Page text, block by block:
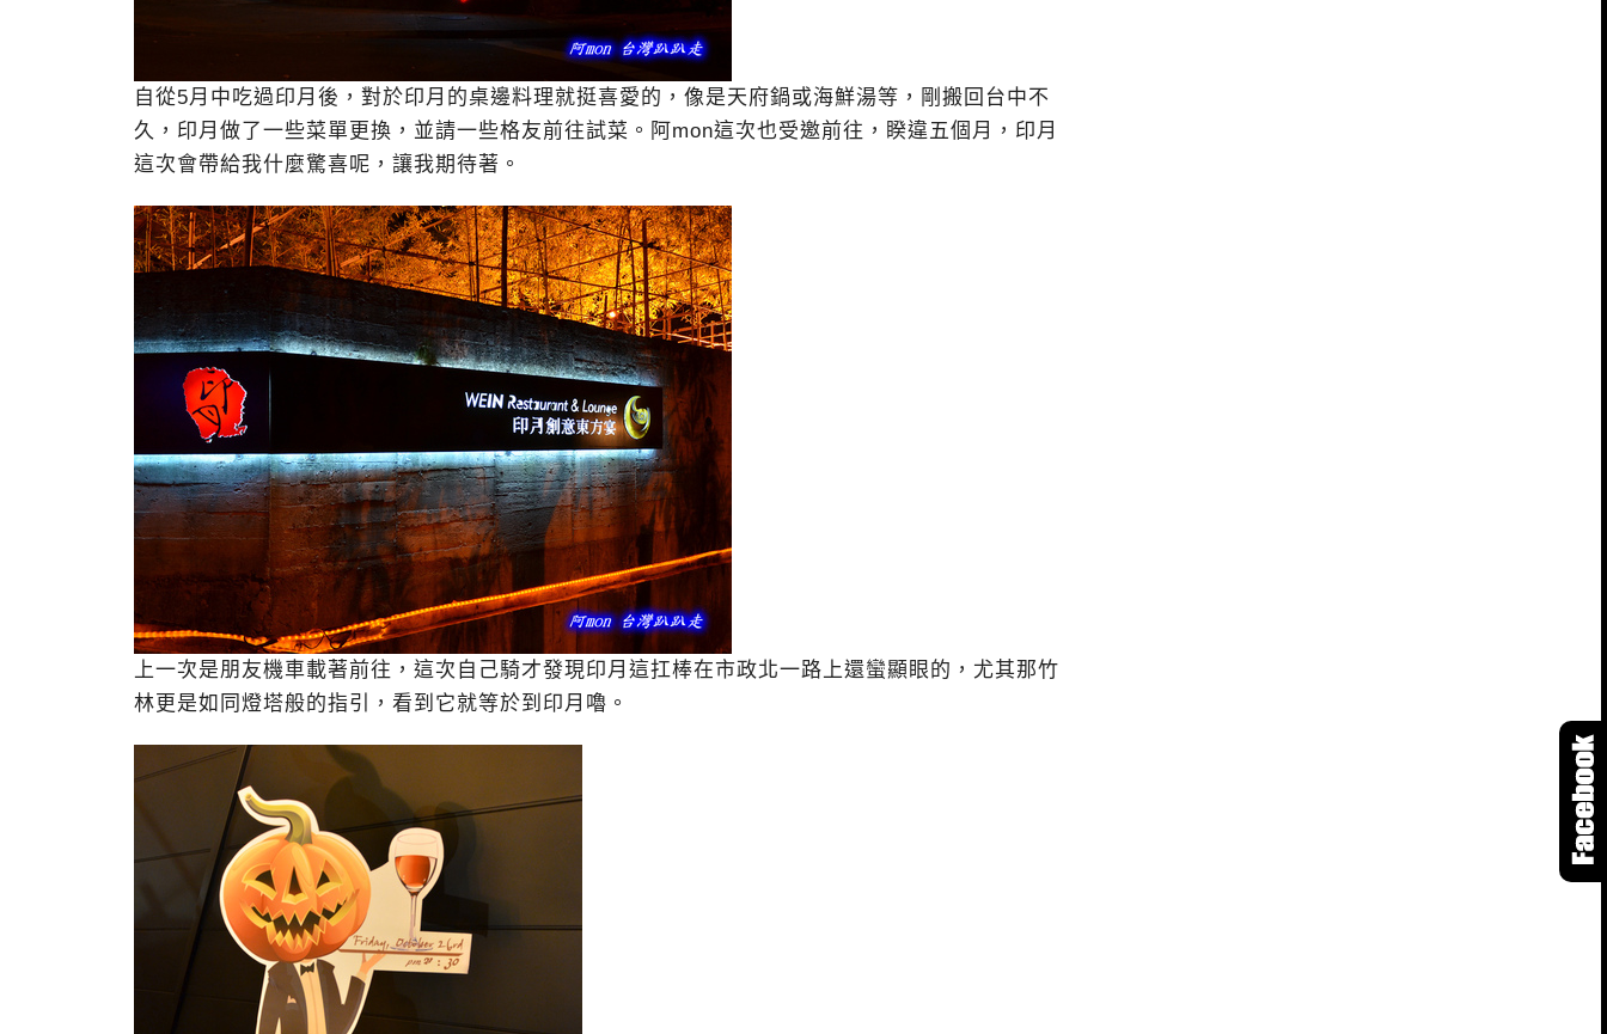
自從5月中吃過印月後，對於印月的桌邊料理就挺喜愛的，像是天府鍋或海鮮湯等，剛搬回台中不
久，印月做了一些菜單更換，並請一些格友前往試菜。阿mon這次也受邀前往，睽違五個月，印月
這次會帶給我什麼驚喜呢，讓我期待著。
上一次是朋友機車載著前往，這次自己騎才發現印月這扛棒在市政北一路上還蠻顯眼的，尤其那竹
林更是如同燈塔般的指引，看到它就等於到印月嚕。